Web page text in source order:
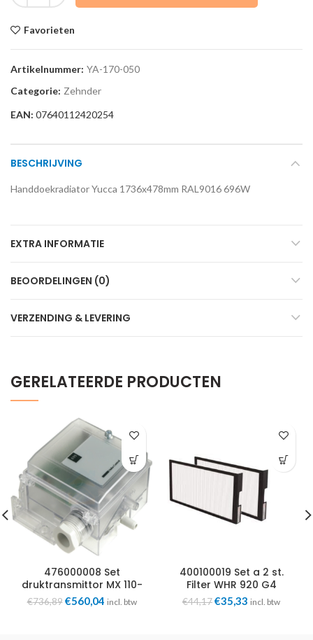
Favorieten
Artikelnummer: YA-170-050
Categorie: Zehnder
EAN: 07640112420254
BESCHRIJVING
Handdoekradiator Yucca 1736x478mm RAL9016 696W
EXTRA INFORMATIE
BEOORDELINGEN (0)
VERZENDING & LEVERING
GERELATEERDE PRODUCTEN
476000008 Set
druktransmittor MX 110-
320 Zehnder
€736,89 Oorspronkelijke
€560,04Huidige
incl. btw
400100019 Set a 2 st.
Filter WHR 920 G4
Zehnder
€44,17Oorspronkelijke
€35,33 Huidige
incl. btw